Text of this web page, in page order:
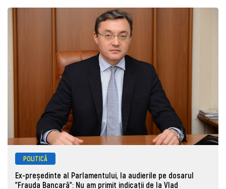
POLITICĂ
Ex-președinte al Parlamentului, la audierile pe dosarul
”Frauda Bancară”: Nu am primit indicații de la Vlad